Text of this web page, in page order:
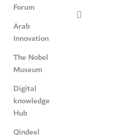
Forum
Arab
Innovation
The Nobel
Museum
Digital
knowledge
Hub
Qindeel